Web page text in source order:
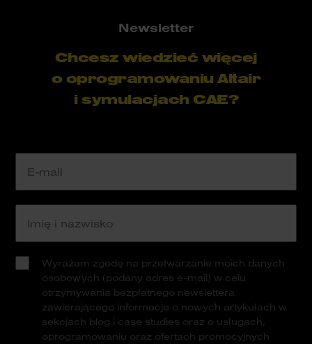
Newsletter
Chcesz wiedzieć więcej
o oprogramowaniu Altair
i symulacjach CAE?
Wyrażam zgodę na przetwarzanie moich danych
osobowych (podany adres e-mail) w celu
otrzymywania bezpłatnego newslettera
zawierającego informacje o nowych artykułach w
sekcjach blog i case studies oraz o usługach,
oprogramowaniu oraz ofertach promocyjnych